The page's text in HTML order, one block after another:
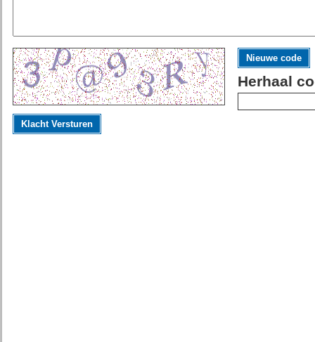
Nieuwe code
Herhaal
Klacht Versturen